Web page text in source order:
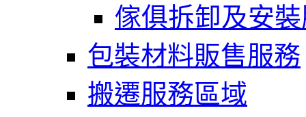
傢俱拆卸及安
包裝材料販售服務
搬遷服務區域